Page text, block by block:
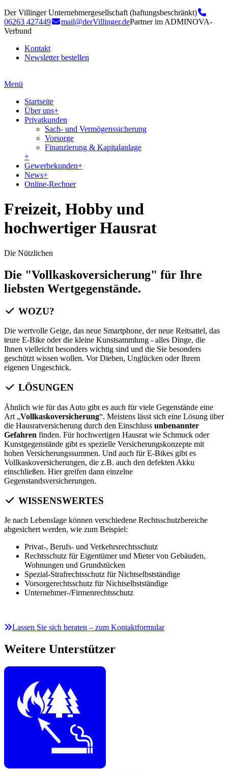
Der Villinger Unternehmergesellschaft (haftungsbeschränkt)
06263 427449
mail@derVillinger.dePartner im ADMINOVA-
Verbund
Kontakt
Newsletter bestellen
Menü
Startseite
Über uns+
Privatkunden
Sach- und Vermögenssicherung
Vorsorge
Finanzierung & Kapitalanlage
+
Gewerbekunden+
News+
Online-Rechner
Freizeit, Hobby und
hochwertiger Hausrat
Die Nützlichen
Die "Vollkaskoversicherung" für Ihre
liebsten Wertgegenstände.
WOZU?
Die wertvolle Geige, das neue Smartphone, der neue Reitsattel, das
teure E-Bike oder die kleine Kunstsammlung - alles Dinge, die
Ihnen vielleicht besonders wichtig sind und die Sie besonders
geschützt wissen wollen. Vor Dieben, Unglücken oder Ihrem
eigenen Ungeschick.
LÖSUNGEN
Ähnlich wie für das Auto gibt es auch für viele Gegenstände eine
Art „Vollkaskoversicherung“. Meistens lässt sich eine Lösung über
die Hausratversicherung durch den Einschluss unbenannter
Gefahren finden. Für hochwertigen Hausrat wie Schmuck oder
Kunstgegenstände gibt es spezielle Versicherungskonzepte mit
hohen Versicherungssummen. Und auch für E-Bikes gibt es
Vollkaskoversicherungen, die z.B. auch den defekten Akku
einschließen. Hier greifen dann einzelne
Gegenstandsversicherungen.
WISSENSWERTES
Je nach Lebenslage können verschiedene Rechtsschutzbereiche
abgesichert werden, wie zum Beispiel:
Privat-, Berufs- und Verkehrsrechtsschutz
Rechtsschutz für Eigentümer und Mieter von Gebäuden,
Wohnungen und Grundstücken
Spezial-Strafrechtsschutz für Nichtselbstständige
Vorsorgerechtsschutz für Nichtselbstständige
Unternehmer-/Firmenrechtsschutz
Lassen Sie sich beraten – zum Kontaktformular
Weitere Unterstützer